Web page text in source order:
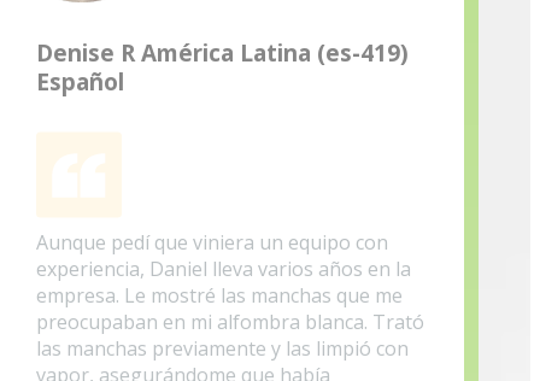
Denise R América Latina (es-419)
Español
Aunque pedí que viniera un equipo con
experiencia, Daniel lleva varios años en la
empresa. Le mostré las manchas que me
preocupaban en mi alfombra blanca. Trató
las manchas previamente y las limpió con
vapor, asegurándome que había